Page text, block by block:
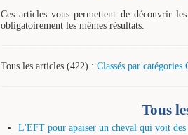
Ces articles vous permettent de découvrir
obligatoirement les mêmes résultats.
Tous les articles (422) : Classés par catégories
Tous
L'EFT pour apaiser un cheval qui voit des